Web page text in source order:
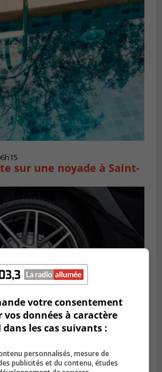
sur une noyade à Saint-
la Montérégie pour
roue
votre consentement
données à caractère
les cas suivants :
personnalisés, mesure de
publicités et du contenu, études